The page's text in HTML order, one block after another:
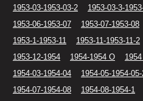
1953-03-1953-03-2 1953-03-3-
1953-06-1953-07
1953-07-1953-08
1953-1-1953-11
1953-11-1953-11-2
1953-12-1954
1954-1954 O
1954-03-1954-04
1954-05-1954-
1954-07-1954-08
1954-08-1954-1